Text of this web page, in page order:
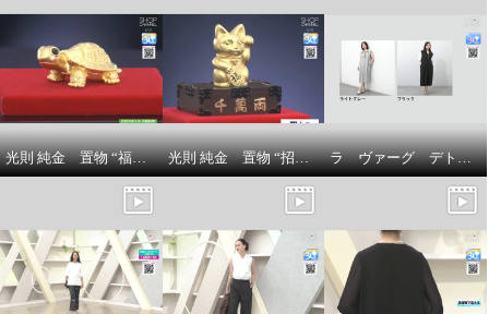
光則 純金 置物 “福亀” ＜３ｇ＞ 光則 純金 置物 “招き猫” ＜５ｇ＞ ラ ヴァーグ デトワール 襟開きの変化が 雰囲気を変える リラックス裏毛ワンピース